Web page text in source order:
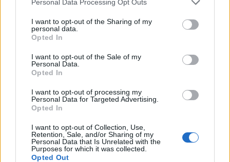
Personal Data Processing Opt Outs
I want to opt-out of the Sharing of my
personal data.
Opted In
I want to opt-out of the Sale of my
Personal Data.
Opted In
I want to opt-out of processing my
Personal Data for Targeted Advertising.
Opted In
I want to opt-out of Collection, Use,
Retention, Sale, and/or Sharing of my
Personal Data that Is Unrelated with the
Purposes for which it was collected.
Opted Out
ελέγχους
09/08/2026 - 10:29
Αλ. Τσίπρας: Στις 2 Σεπτεμβρίου η παρουσίαση του
οικονομικού προγράμματος της ΕΛ.Α.Σ. στη
Θεσσαλονίκη
09/08/2026 - 10:03 ΠΟΛΙΤΙΚΗ
Κορυφώνεται η έξοδος του Αυγούστου – Πάνω από
λιμάνια της Αττικής
08/08/2026 - 14:30 ΕΛΛΑΔΑ